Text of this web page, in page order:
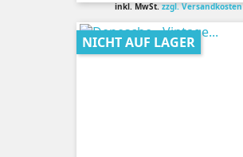
inkl. MwSt.zzgl. Versandkosten
NICHT AUF LAGER